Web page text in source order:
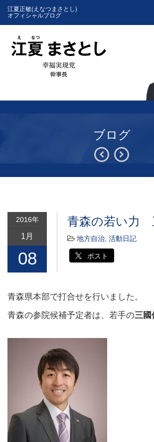
江夏正敏(えなつまさとし)
オフィシャルブログ
ブログ
2016年
1月
08
青森の若い力
地方自治 活動日記
ポスト
青森県本部で打合せを行いました。
青森の参院候補予定者は、若手の三國